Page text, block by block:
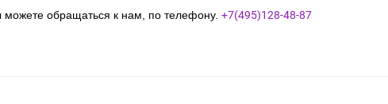
обращаться к нам, по телефону. +7(495)128-48-87